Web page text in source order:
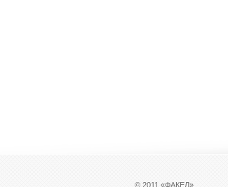
© 2011 «ФАКЕЛ»